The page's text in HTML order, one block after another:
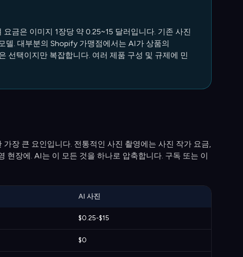
금은 이미지 1장당 약 0.25~15 달러입니다. 기존 사진
델. 대부분의 Shopify 가맹점에서는 AI가 상품의
선택이지만 복잡합니다. 여러 제품 구성 및 규제에 민
장 큰 요인입니다. 전통적인 사진 촬영에는 사진 작가 요금,
현장에. AI는 이 모든 것을 하나로 압축합니다. 구독 또는 이
AI 사진
$0.25-$15
$0